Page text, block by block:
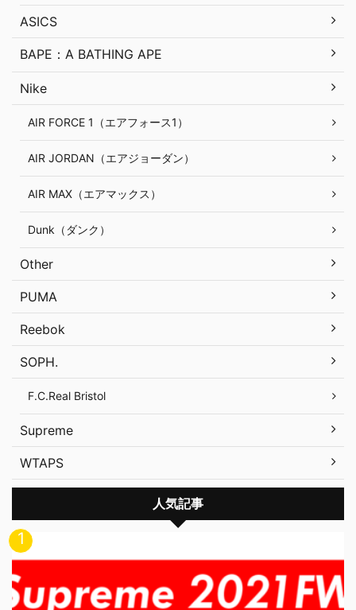
ASICS
BAPE：A BATHING APE
Nike
AIR FORCE 1（エアフォース1）
AIR JORDAN（エアジョーダン）
AIR MAX（エアマックス）
Dunk（ダンク）
Other
PUMA
Reebok
SOPH.
F.C.Real Bristol
Supreme
WTAPS
人気記事